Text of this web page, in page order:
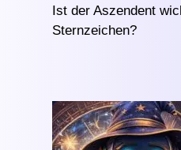
Ist der Aszendent
Sternzeichen?